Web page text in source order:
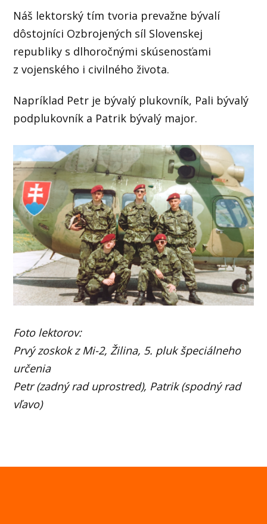
Náš lektorský tím tvoria prevažne bývalí
dôstojníci Ozbrojených síl Slovenskej
republiky s dlhoročnými skúsenosťami
z vojenského i civilného života.
Napríklad Petr je bývalý plukovník, Pali bývalý
podplukovník a Patrik bývalý major.
Foto lektorov:
Prvý zoskok z Mi-2, Žilina, 5. pluk špeciálneho
určenia
Petr (zadný rad uprostred), Patrik (spodný rad
vľavo)